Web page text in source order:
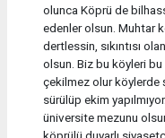
olunca Köprü de
edenler olsun. Muhtar
dertlessin, sıkıntısı
olsun. Biz bu köyleri
çekilmez olur köylerde
sürülüp ekim
üniversite mezunu
köprülü duyarlı